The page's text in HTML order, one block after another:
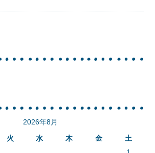
2026年8月
火 水 木 金 土